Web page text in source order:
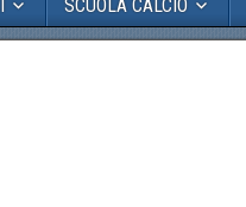
SCUOLA CALCIO